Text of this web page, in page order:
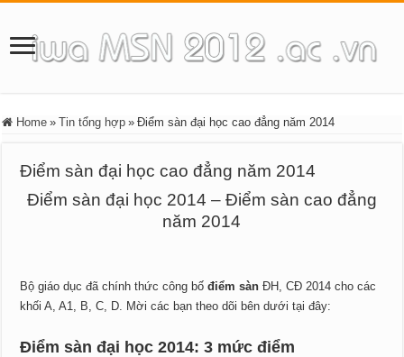
Home » Tin tổng hợp » Điểm sàn đại học cao đẳng năm 2014
Điểm sàn đại học cao đẳng năm 2014
Điểm sàn đại học 2014 – Điểm sàn cao đẳng
năm 2014
Bộ giáo dục đã chính thức công bốđiểm sàn ĐH, CĐ 2014 cho các
khối A, A1, B, C, D. Mời các bạn theo dõi bên dưới tại đây:
Điểm sàn đại học 2014: 3 mức điểm